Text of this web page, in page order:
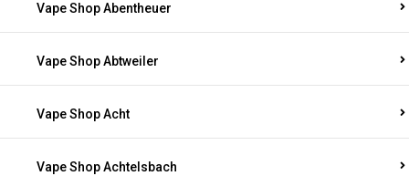
Vape Shop Abentheuer
Vape Shop Abtweiler
Vape Shop Acht
Vape Shop Achtelsbach